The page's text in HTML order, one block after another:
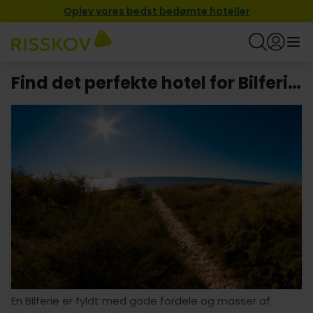
Oplev vores bedst bedømte hoteller
Find det perfekte hotel for Bilferie i Nykøbing
En Bilferie er fyldt med gode fordele og masser af